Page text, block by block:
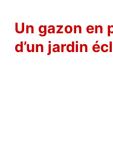
Un gazon en
d’un jardin